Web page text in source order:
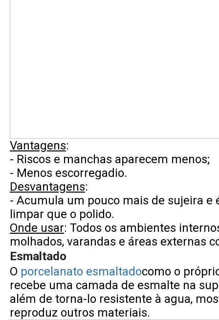
Vantagens:
- Riscos e manchas aparecem menos;
- Menos escorregadio.
Desvantagens:
- Acumula um pouco mais de sujeira e
limpar que o polido.
Onde usar: Todos os ambientes
molhados, varandas e áreas externas
Esmaltado
O porcelanato esmaltadocomo o
recebe uma camada de esmalte na
além de torna-lo resistente à agua,
reproduz outros materiais.